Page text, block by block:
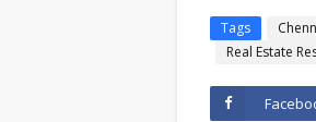
Tags
Real Estate